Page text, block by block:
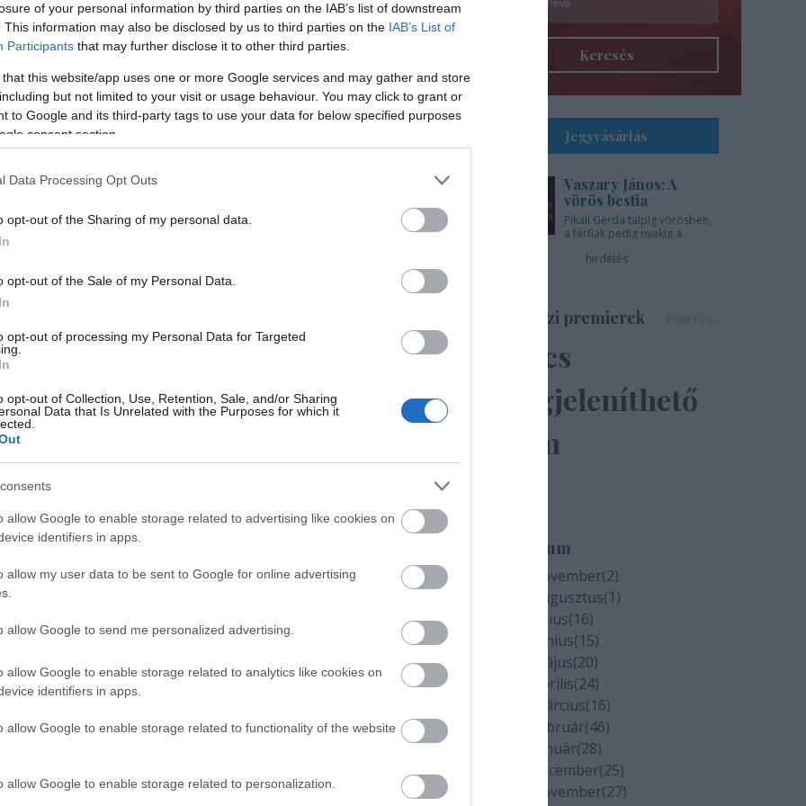
of your personal information by third parties on the IAB’s list of downstream
This information may also be disclosed by us to third parties on the IAB’s List of
Participants that may further disclose it to other third parties.
that this website/app uses one or more Google services and may gather and store
but not limited to your visit or usage behaviour. You may click to grant or
to Google and its third-party tags to use your data for below specified purposes
consent section.
Data Processing Opt Outs
opt-out of the Sharing of my personal data.
opt-out of the Sale of my Personal Data.
opt-out of processing my Personal Data for Targeted
opt-out of Collection, Use, Retention, Sale, and/or Sharing
Data that Is Unrelated with the Purposes for which it
allow Google to enable storage related to advertising like cookies on
identifiers in apps.
allow my user data to be sent to Google for online advertising
allow Google to send me personalized advertising.
allow Google to enable storage related to analytics like cookies on
identifiers in apps.
allow Google to enable storage related to functionality of the website
allow Google to enable storage related to personalization.
Sodró Eliza: "Színészként a katarzist nem
tudjuk garantálni"
„Ilyen rendkívüli és teljesen egyedi helyzettel
még nem kellett szembenéznünk.”
terjedését megakadályozó és érthető kormányzati
Őze Áron: „a színház élő műfaj, amelynek varázsa
A Bartók Kamaraszínház és Művészetek Háza
Magyarországon elsőként előleget fizet jövedelem
bevezetett korlátozások időszaka alatt.
Kovács András Péter: „Mindig átéreztem a
humoristák társadalmi felelősségvállalásának
leghatásosabban szólította meg az embereket a
András Péter karantén slágerével, amely pillanatok
Keresés
Jegyvásárlás
Vaszary János: A
vörös bestia
Pikali Gerda talpig vörösben,
a férfiak pedig nyakig a
hirdetés
Színházi premierek
Nincs
megjeleníthető
elem
Archívum
2020 november(2)
2020 augusztus(1)
2020 július(16)
2020 június(15)
2020 május(20)
2020 április(24)
2020 március(16)
2020 február(46)
2020 január(28)
2019 december(25)
2019 november(27)